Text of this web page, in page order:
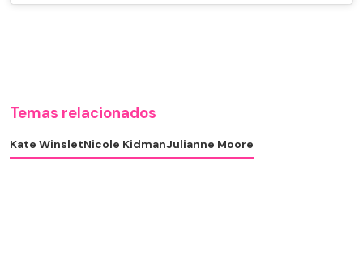
Temas relacionados
Kate WinsletNicole KidmanJulianne Moore